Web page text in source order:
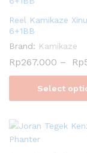
Reel Kamikaze
6+1BB
Brand: Kamikaze
Rp267.000 – Rp
Select